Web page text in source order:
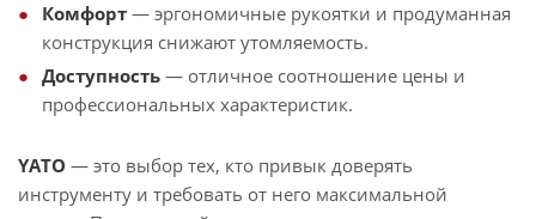
Комфорт — эргономичные рукоятки и продуманная
конструкция снижают утомляемость.
Доступность — отличное соотношение цены и
профессиональных характеристик.
YATO — это выбор тех, кто привык доверять
инструменту и требовать от него максимальной